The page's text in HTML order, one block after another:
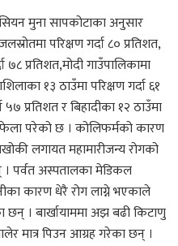
मुना सापकोटाका अनुसार
परिक्षण गर्दा ८० प्रतिशत,
प्रतिशत,मोदी गाउँपालिकामा
१३ ठाउँमा परिक्षण गर्दा ६१
प्रतिशत र बिहादीका १२ ठाउँमा
फेला परेको छ । कोलिफर्मको कारण
लगायत महामारीजन्य रोगको
पर्वत अस्पतालका मेडिकल
कारण धेरै रोग लाग्ने भएकाले
छन् । बार्खायाममा अझ बढी किटाणु
मात्र पिउन आग्रह गरेका छन् ।